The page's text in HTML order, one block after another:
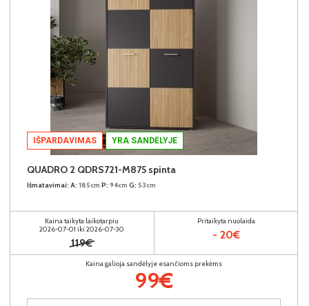
IŠPARDAVIMAS YRA SANDĖLYJE
QUADRO 2 QDRS721-M875 spinta
Išmatavimai: A: 185cm P: 94cm G: 53cm
Kaina taikyta laikotarpiu
2026-07-01 iki 2026-07-30
119€
Pritaikyta nuolaida
- 20€
Kaina galioja sandėlyje esančioms prekėms
99€